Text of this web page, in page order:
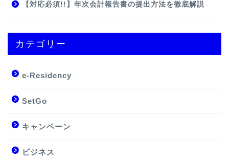
【対応必須!!】年次会計報告書の提出方法を徹底解説
カテゴリー
e-Residency
SetGo
キャンペーン
ビジネス